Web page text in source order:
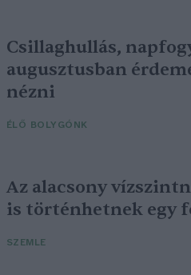
Csillaghullás,
augusztusban
nézni
ÉLŐ BOLYGÓNK
Az alacsony
is történhetnek egy
SZEMLE